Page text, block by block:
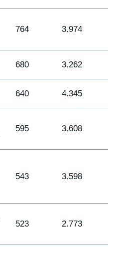
764 3.974
680 3.262
640 4.345
595 3.608
543 3.598
523 2.773